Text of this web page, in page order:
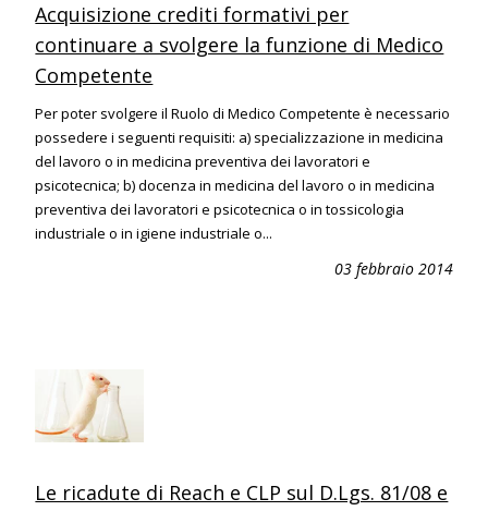
Acquisizione crediti formativi per
continuare a svolgere la funzione di Medico
Competente
Per poter svolgere il Ruolo di Medico Competente è necessario
possedere i seguenti requisiti: a) specializzazione in medicina
del lavoro o in medicina preventiva dei lavoratori e
psicotecnica; b) docenza in medicina del lavoro o in medicina
preventiva dei lavoratori e psicotecnica o in tossicologia
industriale o in igiene industriale o...
03 febbraio 2014
Le ricadute di Reach e CLP sul D.Lgs. 81/08 e